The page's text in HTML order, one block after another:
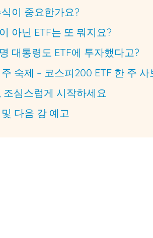
이 중요한가요?
아닌 ETF는 또 뭐지요?
대통령도 ETF에 투자했다고?
숙제 – 코스피200 ETF 한 주 사
조심스럽게 시작하세요
다음 강 예고